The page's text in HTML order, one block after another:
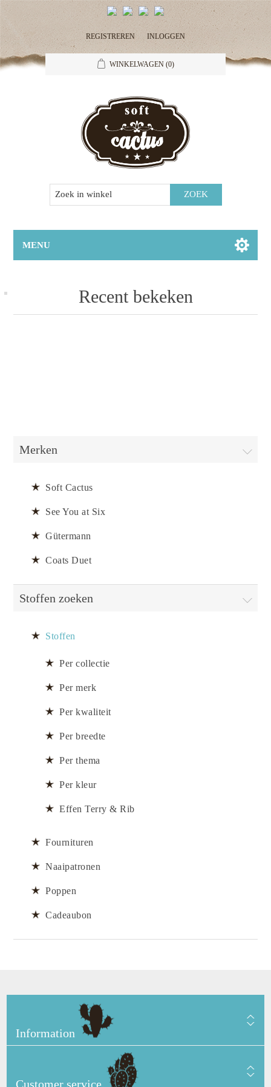
REGISTREREN INLOGGEN
WINKELWAGEN (0)
MENU
Recent bekeken
Merken
Soft Cactus
See You at Six
Gütermann
Coats Duet
Stoffen zoeken
Stoffen
Per collectie
Per merk
Per kwaliteit
Per breedte
Per thema
Per kleur
Effen Terry & Rib
Fournituren
Naaipatronen
Poppen
Cadeaubon
Information
Customer service